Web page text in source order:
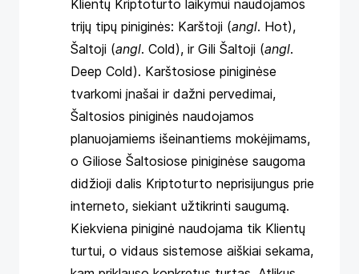
Klientų Kriptoturto laikymui naudojamos
trijų tipų piniginės: Karštoji (angl. Hot),
Šaltoji (angl. Cold), ir Gili Šaltoji (angl.
Deep Cold). Karštosiose piniginėse
tvarkomi įnašai ir dažni pervedimai,
Šaltosios piniginės naudojamos
planuojamiems išeinantiems mokėjimams,
o Giliose Šaltosiose piniginėse saugoma
didžioji dalis Kriptoturto neprisijungus prie
interneto, siekiant užtikrinti saugumą.
Kiekviena piniginė naudojama tik Klientų
turtui, o vidaus sistemose aiškiai sekama,